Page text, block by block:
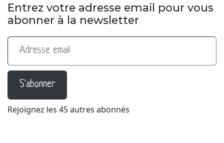
Entrez votre adresse email pour vous
abonner à la newsletter
Adresse email
S'abonner
Rejoignez les 45 autres abonnés